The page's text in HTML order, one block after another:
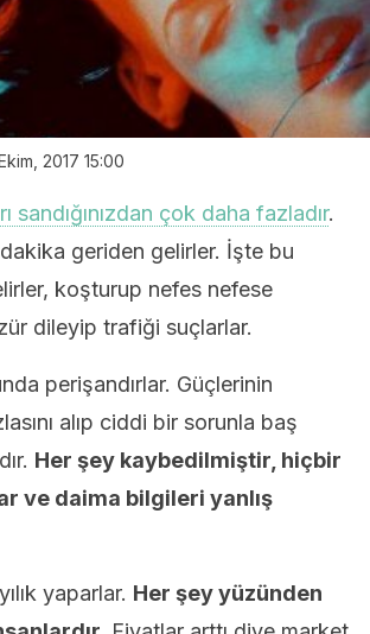
2017 15:00
sandığınızdan çok daha fazladır.
geriden gelirler. İşte bu
koşturup nefes nefese
dileyip trafiği suçlarlar.
perişandırlar. Güçlerinin
alıp ciddi bir sorunla baş
Her şey kaybedilmiştir, hiçbir
ve daima bilgileri yanlış
yaparlar. Her şey yüzünden